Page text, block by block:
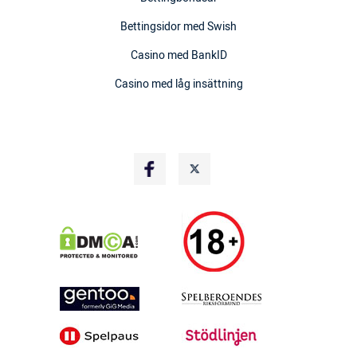
Bettingsidor med Swish
Casino med BankID
Casino med låg insättning